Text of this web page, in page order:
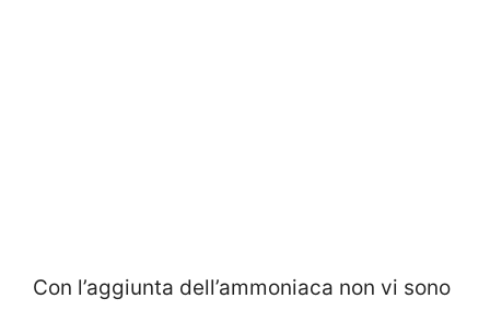
Con l’aggiunta dell’ammoniaca non vi sono